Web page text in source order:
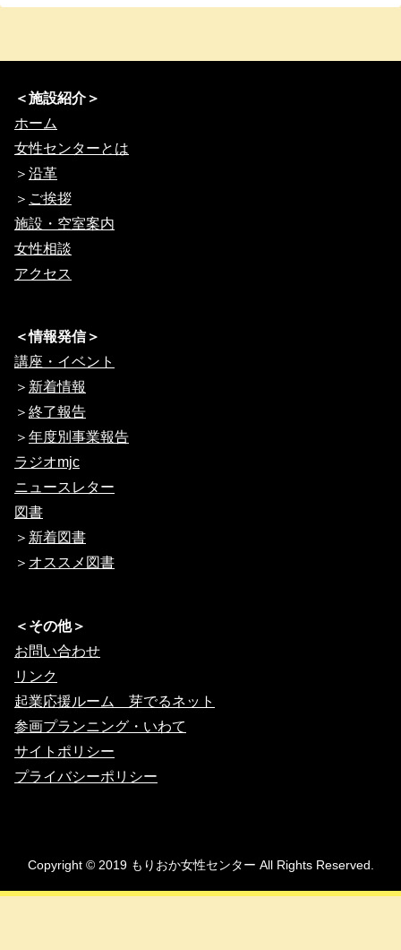
＜施設紹介＞
ホーム
女性センターとは
＞ 沿革
＞ ご挨拶
施設・空室案内
女性相談
アクセス
＜情報発信＞
講座・イベント
＞ 新着情報
＞ 終了報告
＞ 年度別事業報告
ラジオmjc
ニュースレター
図書
＞ 新着図書
＞ オススメ図書
＜その他＞
お問い合わせ
リンク
起業応援ルーム 芽でるネット
参画プランニング・いわて
サイトポリシー
プライバシーポリシー
Copyright © 2019 もりおか女性センター All Rights Reserved.